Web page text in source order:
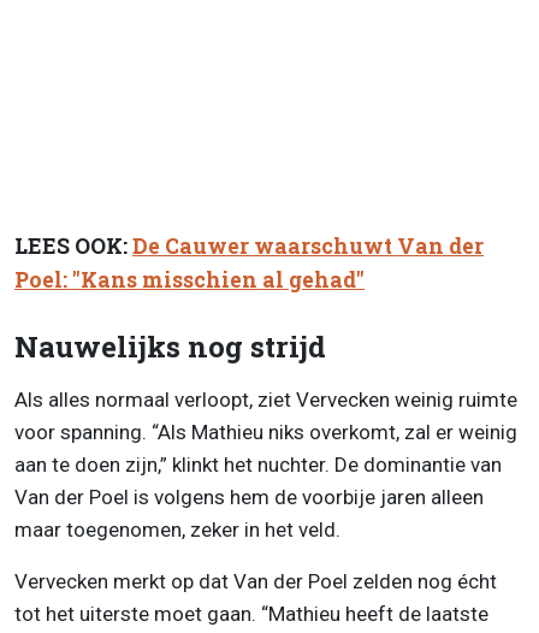
LEES OOK:De Cauwer waarschuwt Van der
Poel: "Kans misschien al gehad"
Nauwelijks nog strijd
Als alles normaal verloopt, ziet Vervecken weinig ruimte
voor spanning. “Als Mathieu niks overkomt, zal er weinig
aan te doen zijn,” klinkt het nuchter. De dominantie van
Van der Poel is volgens hem de voorbije jaren alleen
maar toegenomen, zeker in het veld.
Vervecken merkt op dat Van der Poel zelden nog écht
tot het uiterste moet gaan. “Mathieu heeft de laatste